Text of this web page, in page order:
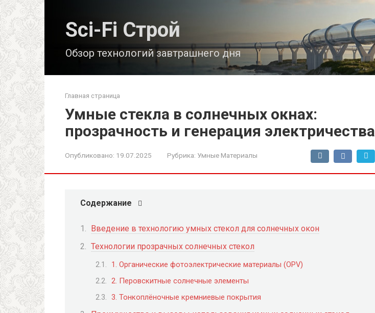
Sci-Fi Строй
Обзор технологий завтрашнего дня
Главная страница
Умные стекла в солнечных окнах:
прозрачность и генерация электричества
Опубликовано: 19.07.2025 Рубрика: Умные Материалы
Содержание
Введение в технологию умных стекол для солнечных окон
Технологии прозрачных солнечных стекол
1. Органические фотоэлектрические материалы (OPV)
2. Перовскитные солнечные элементы
3. Тонкоплёночные кремниевые покрытия